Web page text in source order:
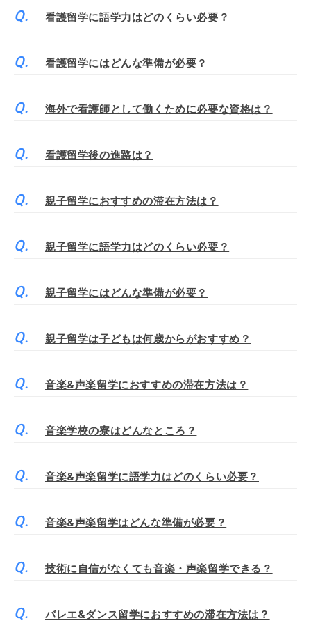
看護留学に語学力はどのくらい必要？
看護留学にはどんな準備が必要？
海外で看護師として働くために必要な資格は？
看護留学後の進路は？
親子留学におすすめの滞在方法は？
親子留学に語学力はどのくらい必要？
親子留学にはどんな準備が必要？
親子留学は子どもは何歳からがおすすめ？
音楽&声楽留学におすすめの滞在方法は？
音楽学校の寮はどんなところ？
音楽&声楽留学に語学力はどのくらい必要？
音楽&声楽留学はどんな準備が必要？
技術に自信がなくても音楽・声楽留学できる？
バレエ&ダンス留学におすすめの滞在方法は？